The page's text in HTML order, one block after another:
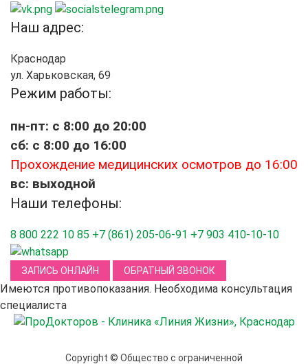
Наш адрес:
Краснодар
ул. Харьковская, 69
Режим работы:
пн-пт: с 8:00 до 20:00
сб: с 8:00 до 16:00
Прохождение медицинских осмотров до 16:00
вс: выходной
Наши телефоны:
8 800 222 10 85 +7 (861) 205-06-91 +7 903 410-10-10
ЗАПИСЬ ОНЛАЙН ОБРАТНЫЙ ЗВОНОК
Имеются противопоказания. Необходима консультация
специалиста
Copyright © Общество с ограниченной